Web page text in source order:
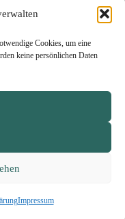
Cookies, um eine
keine persönlichen Daten
Impressum
(EU)